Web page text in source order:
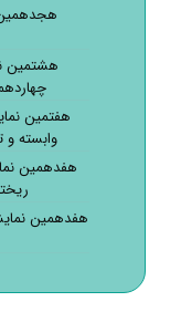
هجدهمین
هشتمین
هفتمین
وابسته
هفدهمین
هفدهمین